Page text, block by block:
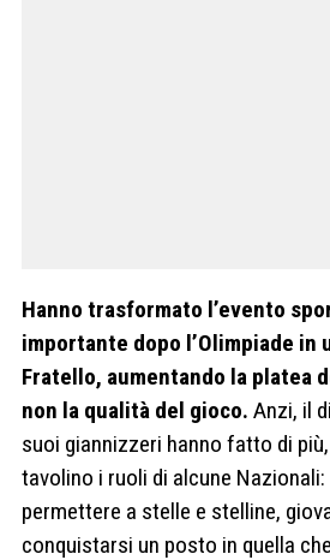
Hanno trasformato l’evento
importante dopo l’Olimpiade in
Fratello, aumentando la platea
non la qualità del gioco. Anzi, il
suoi giannizzeri hanno fatto di
tavolino i ruoli di alcune
permettere a stelle e stelline,
conquistarsi un posto in quella